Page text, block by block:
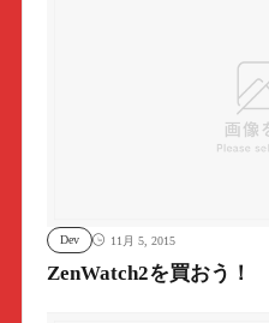
Dev 11月 5, 2015
ZenWatch2を買おう！